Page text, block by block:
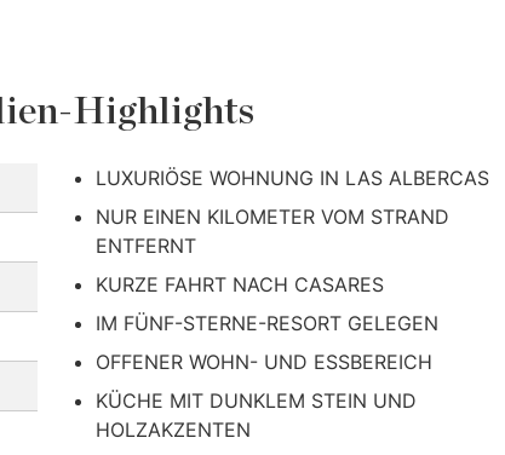
Highlights
LUXURIÖSE WOHNUNG IN LAS ALBERCAS
NUR EINEN KILOMETER VOM STRAND
ENTFERNT
KURZE FAHRT NACH CASARES
IM FÜNF-STERNE-RESORT GELEGEN
OFFENER WOHN- UND ESSBEREICH
KÜCHE MIT DUNKLEM STEIN UND
HOLZAKZENTEN